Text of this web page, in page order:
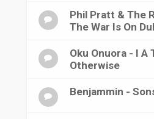
Phil Pratt & The
The War Is On
Oku Onuora - I A
Otherwise
Benjammin -